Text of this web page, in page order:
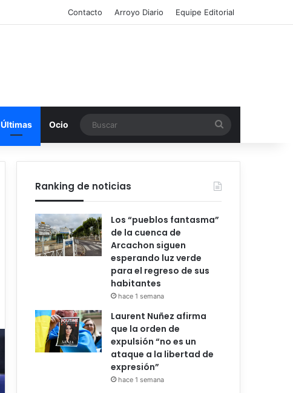
Contacto Arroyo Diario Equipe Editorial
Últimas Ocio
Ranking de noticias
Los “pueblos fantasma”
de la cuenca de
Arcachon siguen
esperando luz verde
para el regreso de sus
habitantes
hace 1 semana
Laurent Nuñez afirma
que la orden de
expulsión “no es un
ataque a la libertad de
expresión”
hace 1 semana